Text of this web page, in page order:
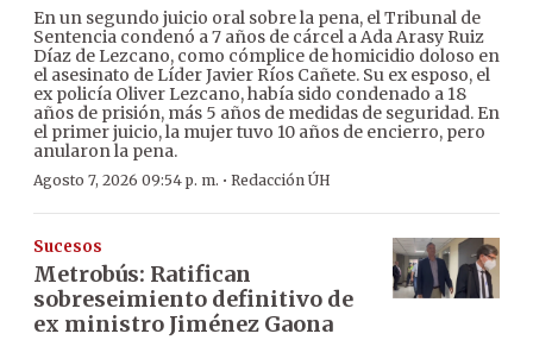
En un segundo juicio oral sobre la pena, el Tribunal de
Sentencia condenó a 7 años de cárcel a Ada Arasy Ruiz
Díaz de Lezcano, como cómplice de homicidio doloso en
el asesinato de Líder Javier Ríos Cañete. Su ex esposo, el
ex policía Oliver Lezcano, había sido condenado a 18
años de prisión, más 5 años de medidas de seguridad. En
el primer juicio, la mujer tuvo 10 años de encierro, pero
anularon la pena.
Agosto 7, 2026 09:54 p. m. · Redacción ÚH
Sucesos
Metrobús: Ratifican
sobreseimiento definitivo de
ex ministro Jiménez Gaona